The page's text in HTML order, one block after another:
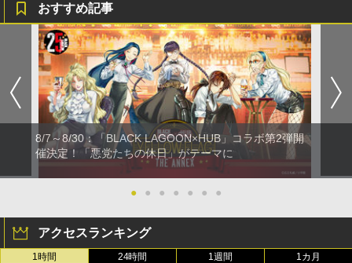
おすすめ記事
8/7～8/30：「BLACK LAGOON×HUB」コラボ第2弾開
催決定！「悪党たちの休日」がテーマに
● ● ● ● ● ● ●
アクセスランキング
1時間 24時間 1週間 1カ月